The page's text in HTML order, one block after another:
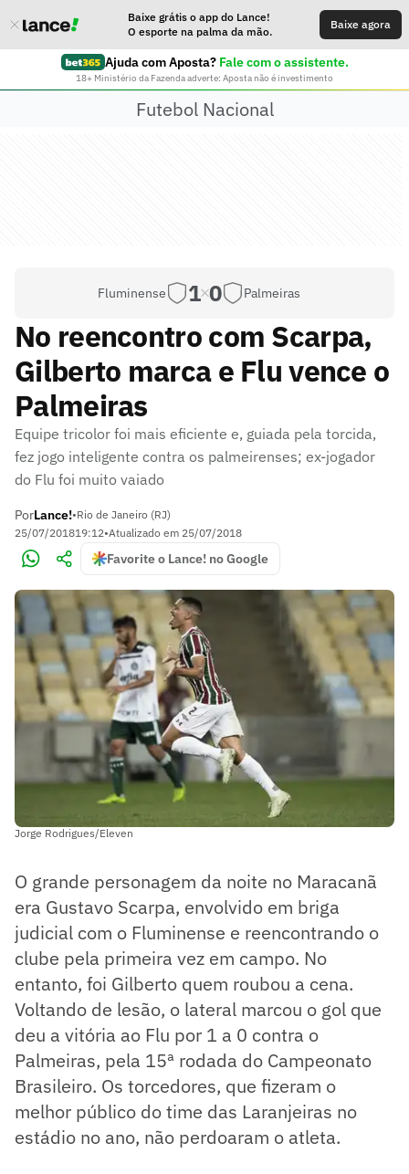
Baixe grátis o app do Lance!
O esporte na palma da mão.
Baixe agora
Ajuda com Aposta? Fale com o assistente.
18+ Ministério da Fazenda adverte: Aposta não é investimento
Futebol Nacional
Fluminense 1 0 Palmeiras
No reencontro com Scarpa,
Gilberto marca e Flu vence o
Palmeiras
Equipe tricolor foi mais eficiente e, guiada pela torcida,
fez jogo inteligente contra os palmeirenses; ex-jogador
do Flu foi muito vaiado
PorLance!•Rio de Janeiro (RJ)
25/07/201819:12•Atualizado em 25/07/2018
Favorite o Lance! no Google
Jorge Rodrigues/Eleven
O grande personagem da noite no Maracanã
era Gustavo Scarpa, envolvido em briga
judicial com o Fluminense e reencontrando o
clube pela primeira vez em campo. No
entanto, foi Gilberto quem roubou a cena.
Voltando de lesão, o lateral marcou o gol que
deu a vitória ao Flu por 1 a 0 contra o
Palmeiras, pela 15ª rodada do Campeonato
Brasileiro. Os torcedores, que fizeram o
melhor público do time das Laranjeiras no
estádio no ano, não perdoaram o atleta.